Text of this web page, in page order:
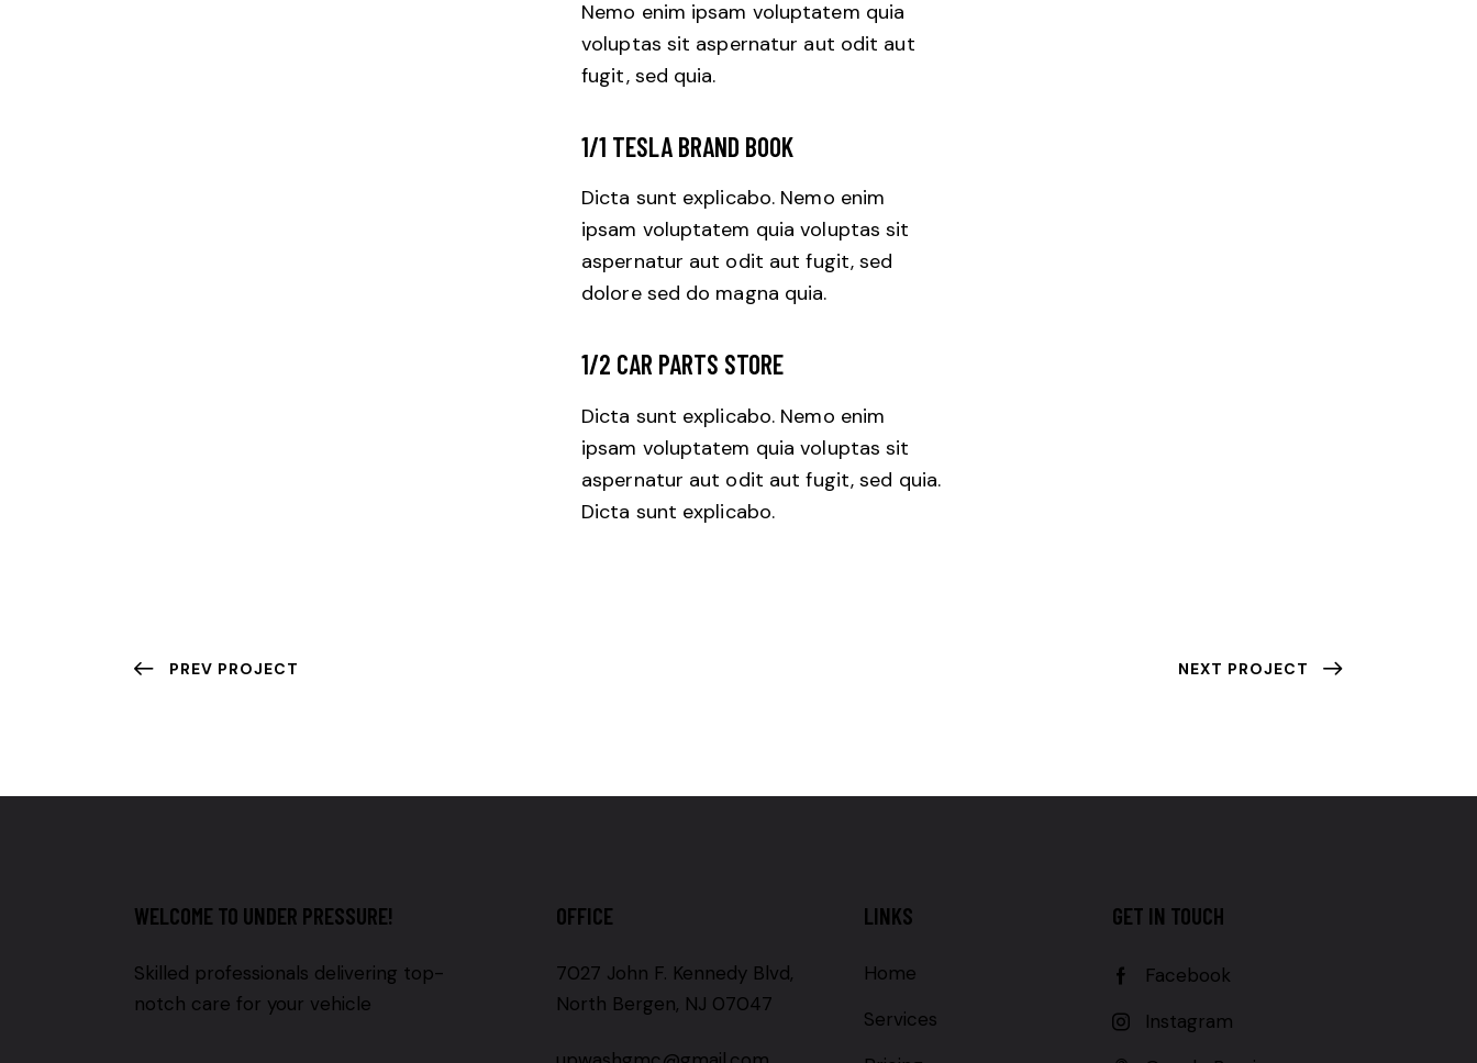
Nemo enim ipsam voluptatem quia
voluptas sit aspernatur aut odit aut
fugit, sed quia.
1/1 TESLA BRAND BOOK
Dicta sunt explicabo. Nemo enim
ipsam voluptatem quia voluptas sit
aspernatur aut odit aut fugit, sed
dolore sed do magna quia.
1/2 CAR PARTS STORE
Dicta sunt explicabo. Nemo enim
ipsam voluptatem quia voluptas sit
aspernatur aut odit aut fugit, sed quia.
Dicta sunt explicabo.
PREV PROJECT NEXT PROJECT
WELCOME TO UNDER PRESSURE!
Skilled professionals delivering top-
notch care for your vehicle
OFFICE
7027 John F. Kennedy Blvd,
North Bergen, NJ 07047
LINKS
Home
Services
GET IN TOUCH
Facebook
Instagram